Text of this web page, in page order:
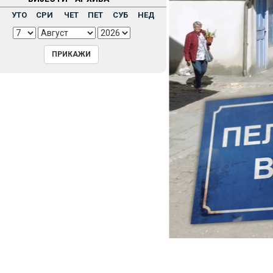
УТО СРИ ЧЕТ ПЕТ СУБ НЕД